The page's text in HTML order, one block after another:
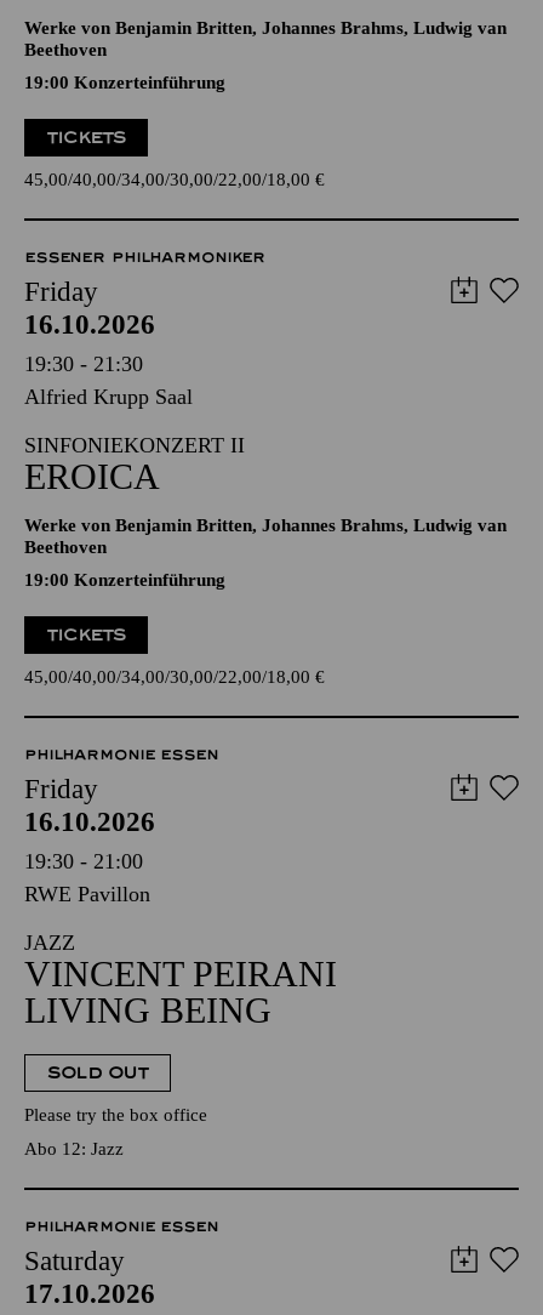
Werke von Benjamin Britten, Johannes Brahms, Ludwig van
Beethoven
19:00 Konzerteinführung
TICKETS
45,00 40,00 34,00 30,00 22,00 18,00 €
ESSENER PHILHARMONIKER
Friday
16.10.2026
19:30 - 21:30
Alfried Krupp Saal
SINFONIEKONZERT II
EROICA
Werke von Benjamin Britten, Johannes Brahms, Ludwig van
Beethoven
19:00 Konzerteinführung
TICKETS
45,00 40,00 34,00 30,00 22,00 18,00 €
PHILHARMONIE ESSEN
Friday
16.10.2026
19:30 - 21:00
RWE Pavillon
JAZZ
VINCENT PEIRANI
LIVING BEING
SOLD OUT
Please try the box office
Abo 12: Jazz
PHILHARMONIE ESSEN
Saturday
17.10.2026